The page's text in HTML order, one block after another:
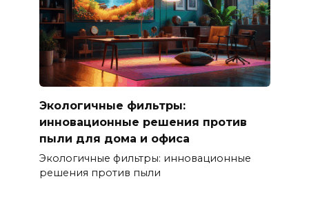
Экологичные фильтры:
инновационные решения против
пыли для дома и офиса
Экологичные фильтры: инновационные
решения против пыли